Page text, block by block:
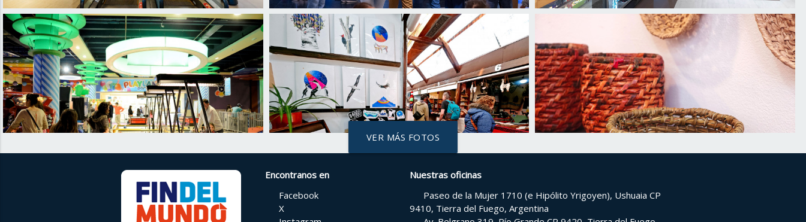
VER MÁS FOTOS
Encontranos en
Facebook
X
Nuestras oficinas
Paseo de la Mujer 1710 (e Hipólito Yrigoyen), Ushuaia CP
9410, Tierra del Fuego, Argentina